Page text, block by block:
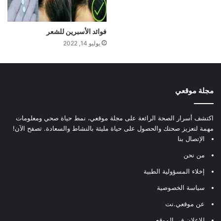
فوائد الأسبرين للشعر
يوليو 14, 2022
مجلة موقعي
اكتشف أسرار الصحة الرائعة على مجلة موقعي، نمط حياة صحي ومعلومات
مهمة لتعزيز صحتك والحصول على حياة مليئة بالنشاط والسعادة. تصفح الآن!
الإتصال بنا
من نحن
إخلاء المسؤولية الطبية
سياسة الخصوصية
عن موقعي.نت